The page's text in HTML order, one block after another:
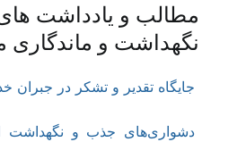
مطالب و یادداشت
نگهداشت و ماندگاری
جایگاه تقدیر و تشکر در جبران
دشواری‌های جذب و نگهداشت